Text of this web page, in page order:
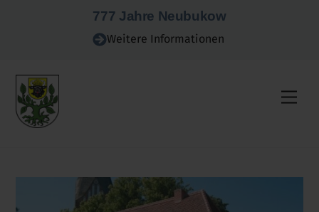
777 Jahre Neubukow
Weitere Informationen